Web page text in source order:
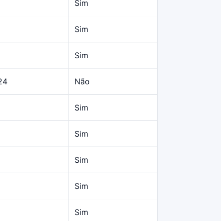
Sim
Sim
Sim
Não
Sim
Sim
Sim
Sim
Sim